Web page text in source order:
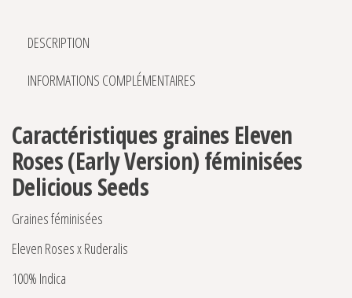
DESCRIPTION
INFORMATIONS COMPLÉMENTAIRES
Caractéristiques graines Eleven
Roses (Early Version) féminisées
Delicious Seeds
Graines féminisées
Eleven Roses x Ruderalis
100% Indica